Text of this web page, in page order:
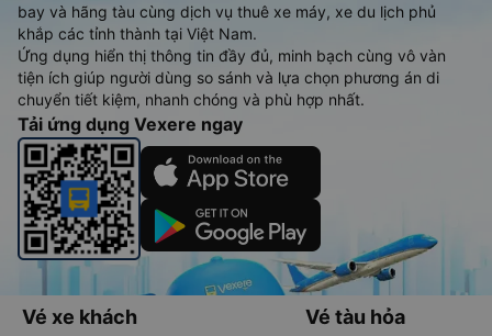
bay và hãng tàu cùng dịch vụ thuê xe máy, xe du lịch phủ
khắp các tỉnh thành tại Việt Nam.
Ứng dụng hiển thị thông tin đầy đủ, minh bạch cùng vô vàn
tiện ích giúp người dùng so sánh và lựa chọn phương án di
chuyển tiết kiệm, nhanh chóng và phù hợp nhất.
Tải ứng dụng Vexere ngay
Vé xe khách Vé tàu hỏa